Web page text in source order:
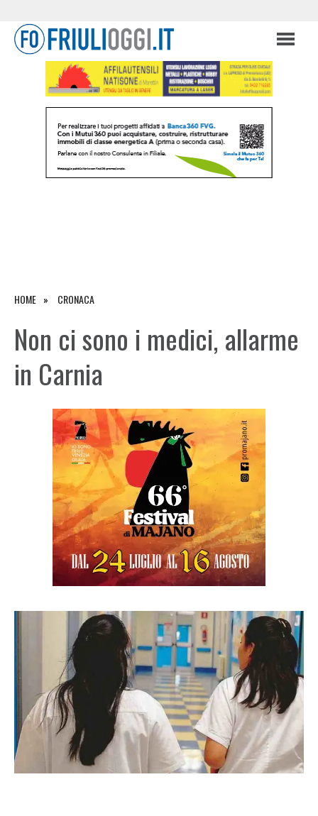
HOME CRONACA
Non ci sono i medici, allarme
in Carnia